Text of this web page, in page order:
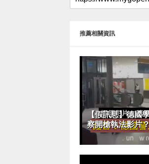
推薦相關資訊
【假訊息】德國
察開槍執法影片